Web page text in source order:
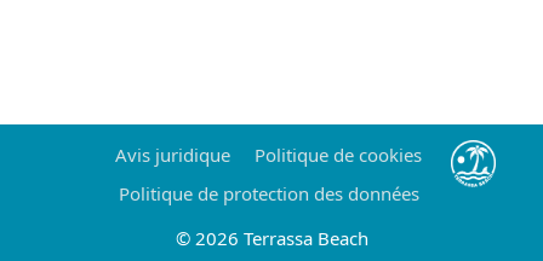
Avis juridique
Politique de cookies
Politique de protection des données
© 2026 Terrassa Beach